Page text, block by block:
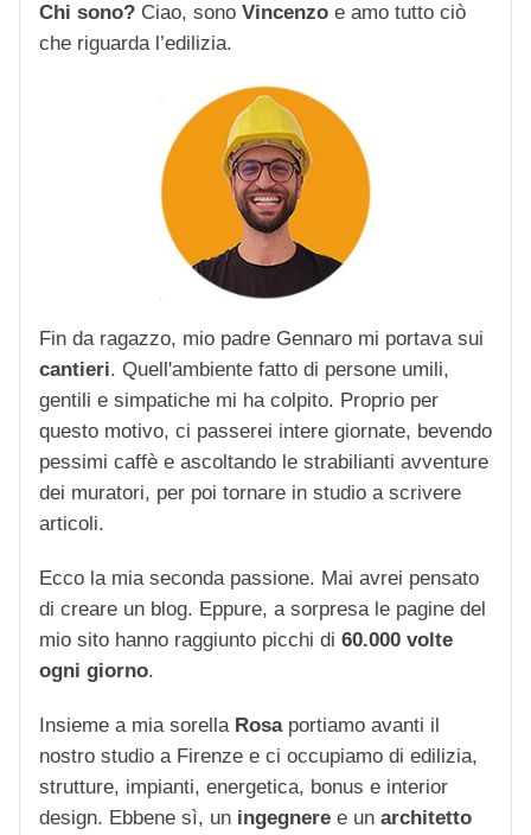
Chi sono? Ciao, sono Vincenzo e amo tutto ciò
che riguarda l’edilizia.
Fin da ragazzo, mio padre Gennaro mi portava sui
cantieri. Quell'ambiente fatto di persone umili,
gentili e simpatiche mi ha colpito. Proprio per
questo motivo, ci passerei intere giornate, bevendo
pessimi caffè e ascoltando le strabilianti avventure
dei muratori, per poi tornare in studio a scrivere
articoli.
Ecco la mia seconda passione. Mai avrei pensato
di creare un blog. Eppure, a sorpresa le pagine del
mio sito hanno raggiunto picchi di 60.000 volte
ogni giorno.
Insieme a mia sorella Rosaportiamo avanti il
nostro studio a Firenze e ci occupiamo di edilizia,
strutture, impianti, energetica, bonus e interior
design. Ebbene sì, un ingegnere e un architetto